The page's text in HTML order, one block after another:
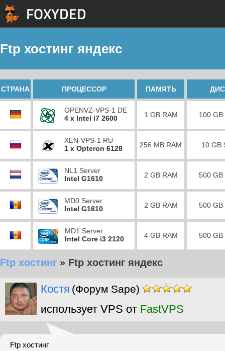
Ftp хостинг яндекс
СТРАНА ПРОЦЕССОР ПАМЯТЬ
OPENVZ-VPS-1 DE
4 x Intel i7 2600
1 GB RAM 100 GB
XEN-VPS-1 RU
1 x Opteron 6128
256 MB RAM 10 GB
NL1 Server
Intel G1610
2 GB RAM 500 GB
MD0 Server
Intel G1610
2 GB RAM 500 GB
MD1 Server
Intel Core i3 2120
4 GB RAM 500 GB
Ftp хостинг » Ftp хостинг яндекс
Костя (Форум Sape)
использует VPS от FastVPS
Ftp хостинг